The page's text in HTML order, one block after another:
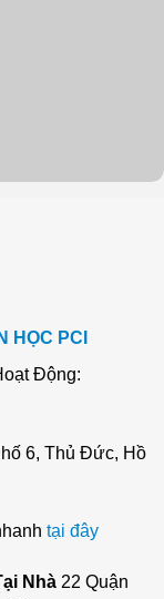
HỌC PCI
Động:
6, Thủ Đức, Hồ
tại đây
Nhà22 Quận